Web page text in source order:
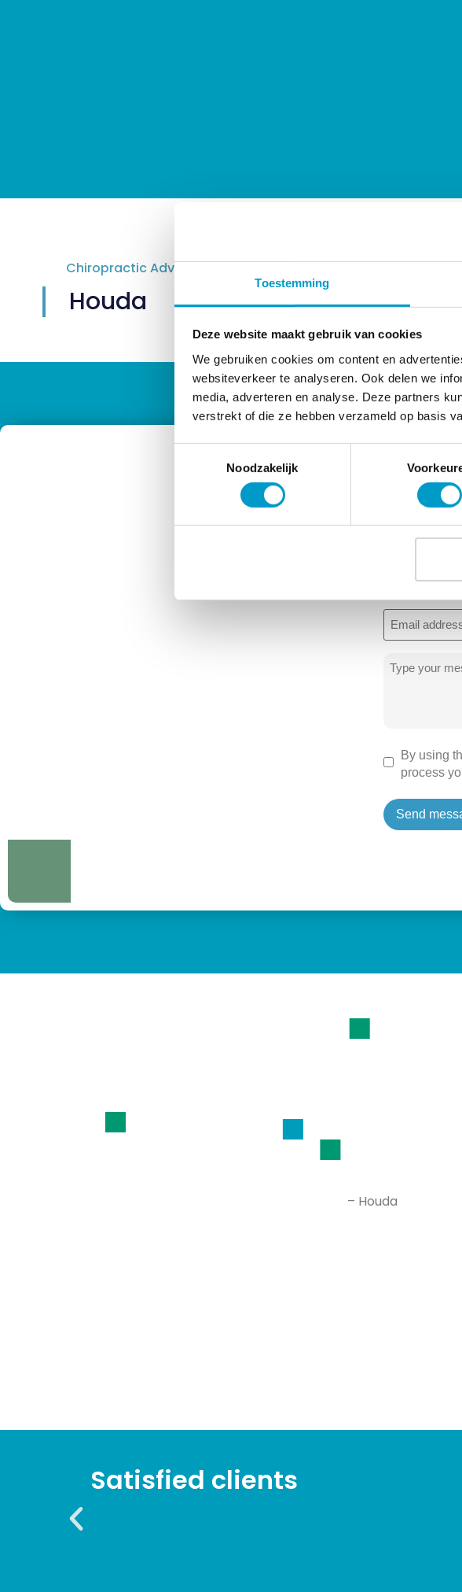
Toestemming
Deze website maakt gebruik van cookies
We gebruiken cookies om content en
websiteverkeer te analyseren. Ook delen we
media, adverteren en analyse. Deze partners
verstrekt of die ze hebben verzameld op basis
Noodzakelijk
Chiropractic Advisor
Houda
Email
address
*
Permission
By using
process
– Houda
Satisfied clients